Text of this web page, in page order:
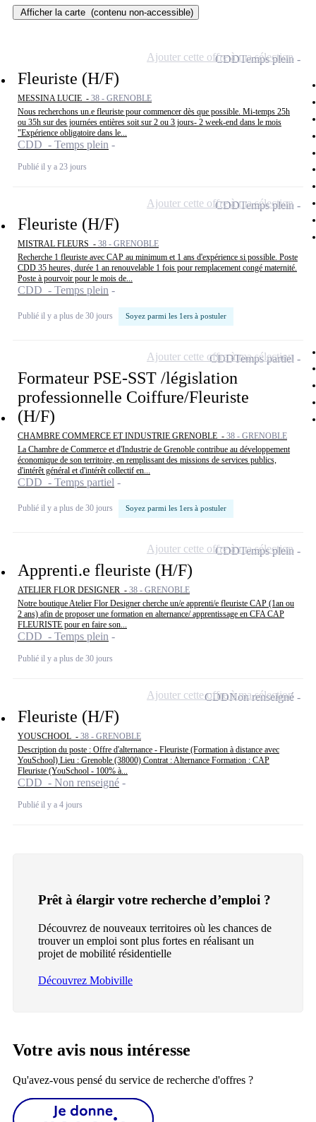
Afficher la carte (contenu non-accessible)
Fleuriste (H/F)
MESSINA LUCIE - 38 - GRENOBLE
Nous recherchons un.e fleuriste pour commencer dès que possible. Mi-temps 25h
ou 35h sur des journées entières soit sur 2 ou 3 jours- 2 week-end dans le mois
"Expérience obligatoire dans le...
CDD - Temps plein
Publié il y a 23 jours
CDDTemps plein
Ajouter cette offre à ma sélection
Fleuriste (H/F)
MISTRAL FLEURS - 38 - GRENOBLE
Recherche 1 fleuriste avec CAP au minimum et 1 ans d'expérience si possible. Poste
CDD 35 heures, durée 1 an renouvelable 1 fois pour remplacement congé maternité.
Poste à pourvoir pour le mois de...
CDD - Temps plein
Publié il y a plus de 30 jours Soyez parmi les 1ers à postuler
CDDTemps plein
Ajouter cette offre à ma sélection
Formateur PSE-SST /législation
professionnelle Coiffure/Fleuriste
(H/F)
CHAMBRE COMMERCE ET INDUSTRIE GRENOBLE - 38 - GRENOBLE
La Chambre de Commerce et d'Industrie de Grenoble contribue au développement
économique de son territoire, en remplissant des missions de services publics,
d'intérêt général et d'intérêt collectif en...
CDD - Temps partiel
Publié il y a plus de 30 jours Soyez parmi les 1ers à postuler
CDDTemps partiel
Ajouter cette offre à ma sélection
Apprenti.e fleuriste (H/F)
ATELIER FLOR DESIGNER - 38 - GRENOBLE
Notre boutique Atelier Flor Designer cherche un/e apprenti/e fleuriste CAP (1an ou
2 ans) afin de proposer une formation en alternance/ apprentissage en CFA CAP
FLEURISTE pour en faire son...
CDD - Temps plein
Publié il y a plus de 30 jours
CDDTemps plein
Ajouter cette offre à ma sélection
Fleuriste (H/F)
YOUSCHOOL - 38 - GRENOBLE
Description du poste : Offre d'alternance - Fleuriste (Formation à distance avec
YouSchool) Lieu : Grenoble (38000) Contrat : Alternance Formation : CAP
Fleuriste (YouSchool - 100% à...
CDD - Non renseigné
Publié il y a 4 jours
CDDNon renseigné
Ajouter cette offre à ma sélection
Prêt à élargir votre recherche d’emploi ?
Découvrez de nouveaux territoires où les chances de
trouver un emploi sont plus fortes en réalisant un
projet de mobilité résidentielle
Découvrez Mobiville
Votre avis nous intéresse
Qu'avez-vous pensé du service de recherche d'offres ?